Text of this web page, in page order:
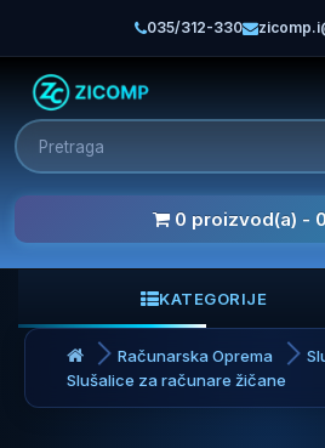
035/312-330
0 proizvod(a) -
KATEGORIJE
Računarska Oprema
Slušalice za računare žičane